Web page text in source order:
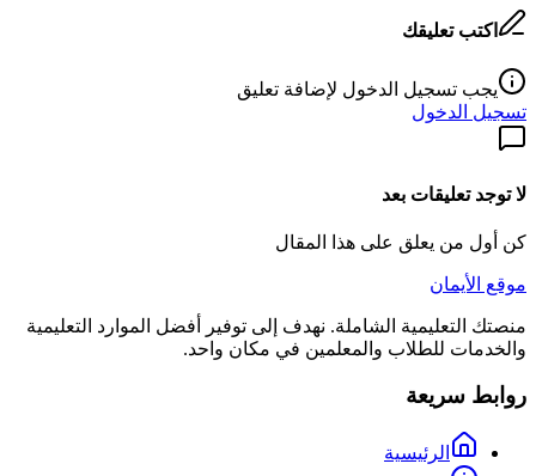
اكتب تعليقك
يجب تسجيل الدخول لإضافة تعليق
تسجيل الدخول
لا توجد تعليقات بعد
كن أول من يعلق على هذا المقال
موقع الأيمان
منصتك التعليمية الشاملة. نهدف إلى توفير أفضل الموارد التعليمية
والخدمات للطلاب والمعلمين في مكان واحد.
روابط سريعة
الرئيسية